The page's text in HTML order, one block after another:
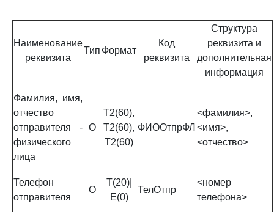
Наименование
реквизита
Тип Формат
Код
реквизита
Структура
реквизита и
дополнительная
информация
Фамилия, имя,
отчество
отправителя -
физического
лица
О
Т2(60),
Т2(60),
Т2(60)
ФИООтпрФЛ
<фамилия>,
<имя>,
<отчество>
Телефон
отправителя
О
Т(20)|
Е(0)
ТелОтпр
<номер
телефона>